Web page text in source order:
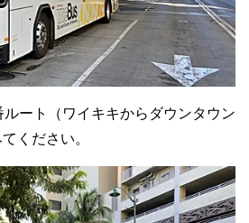
ート（ワイキキからダウンタウン
ください。